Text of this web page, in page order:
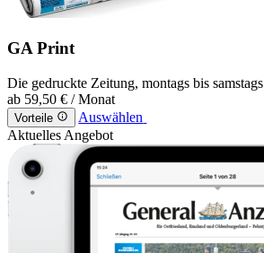
GA Print
Die gedruckte Zeitung, montags bis samstags
ab 59,50 € / Monat
Vorteile
Auswählen
Aktuelles Angebot